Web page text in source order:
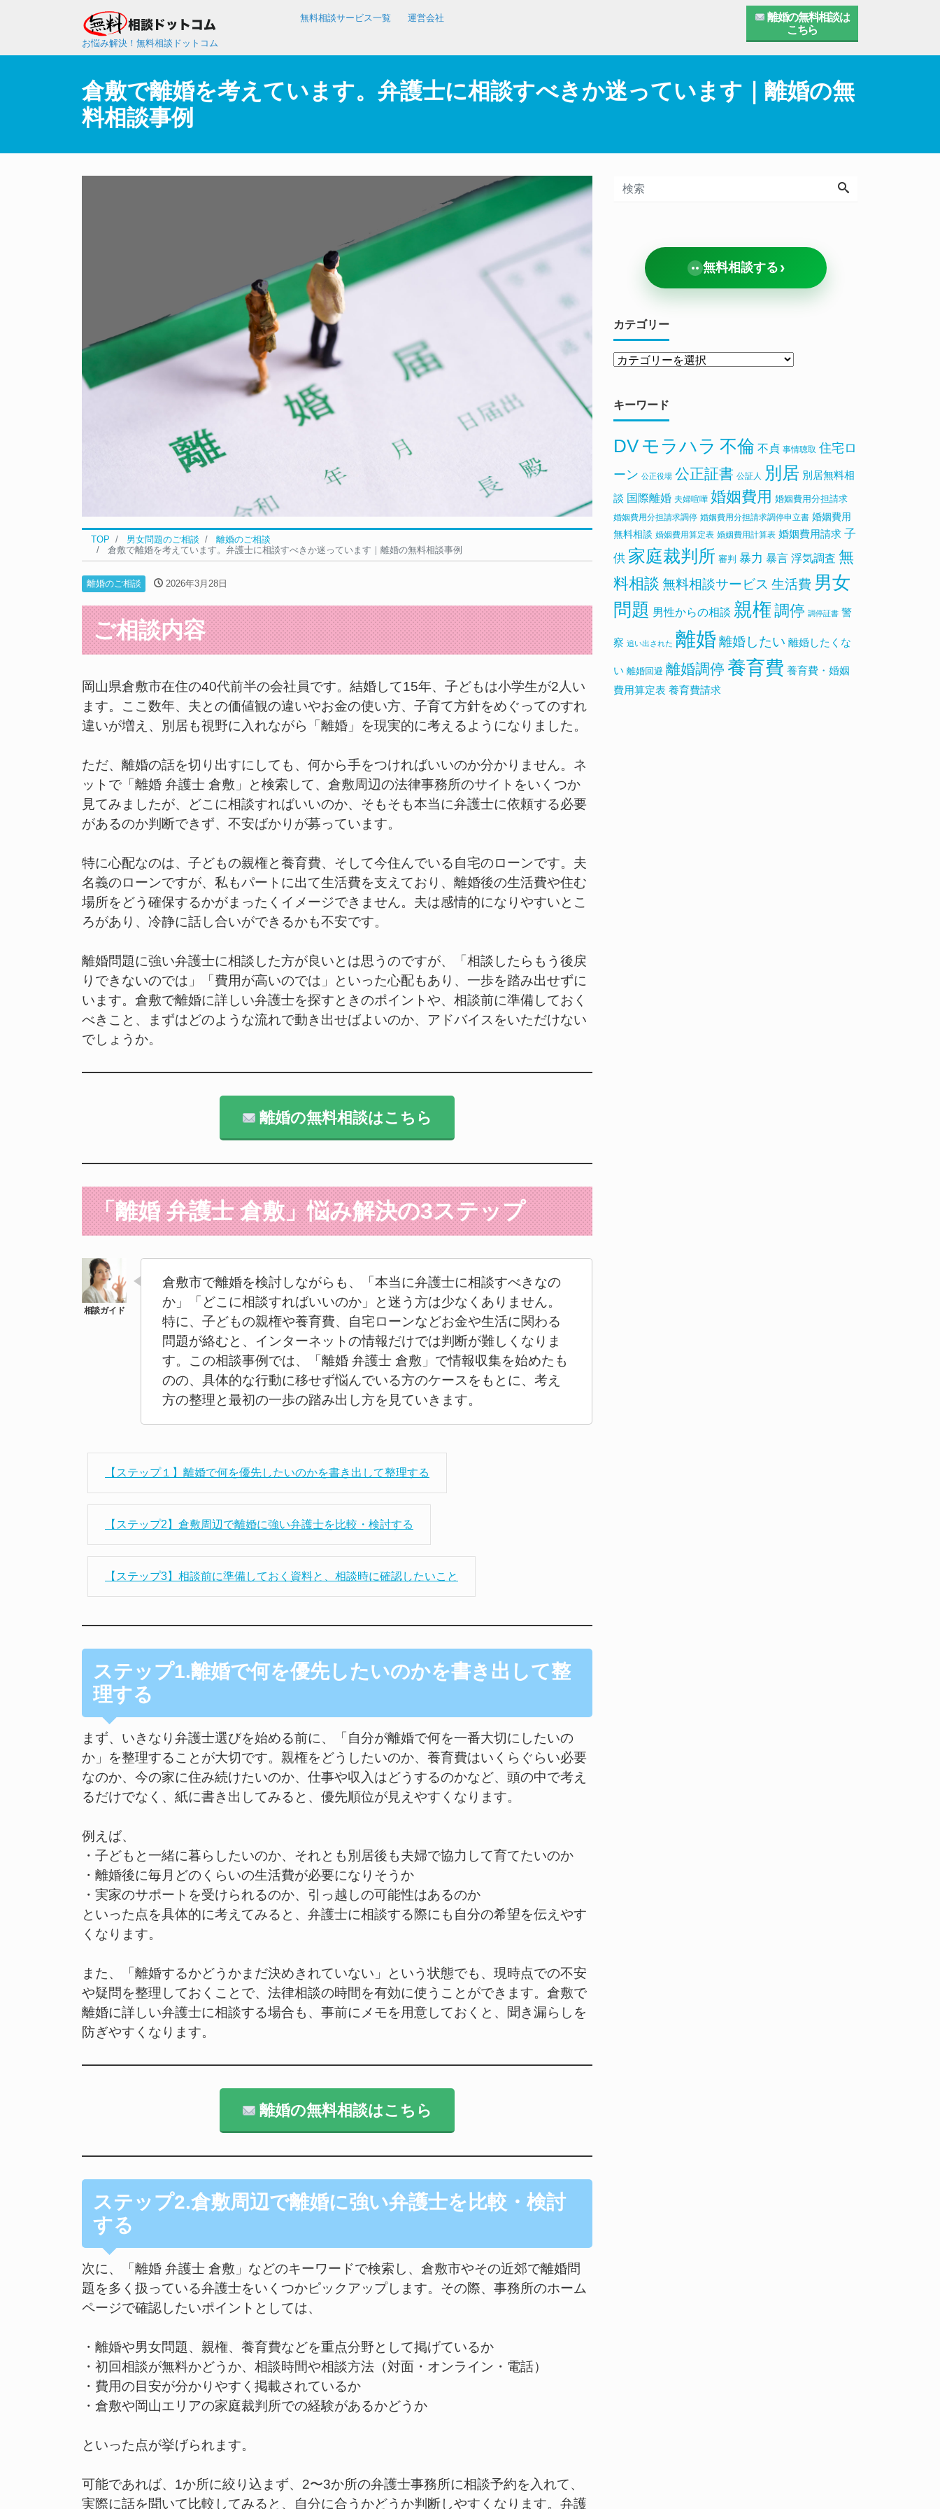
お悩み解決！無料相談ドットコム
無料相談サービス一覧 運営会社
離婚の無料相談は
こちら
倉敷で離婚を考えています。弁護士に相談すべきか迷っています｜離婚の無
料相談事例
TOP 男女問題のご相談
離婚のご相談
倉敷で離婚を考えています。弁護士に相談すべきか迷っています｜離婚の無料相談事例
離婚のご相談 2026年3月28日
ご相談内容
岡山県倉敷市在住の40代前半の会社員です。結婚して15年、子どもは小学生が2人い
ます。ここ数年、夫との価値観の違いやお金の使い方、子育て方針をめぐってのすれ
違いが増え、別居も視野に入れながら「離婚」を現実的に考えるようになりました。
ただ、離婚の話を切り出すにしても、何から手をつければいいのか分かりません。ネ
ットで「離婚 弁護士 倉敷」と検索して、倉敷周辺の法律事務所のサイトをいくつか
見てみましたが、どこに相談すればいいのか、そもそも本当に弁護士に依頼する必要
があるのか判断できず、不安ばかりが募っています。
特に心配なのは、子どもの親権と養育費、そして今住んでいる自宅のローンです。夫
名義のローンですが、私もパートに出て生活費を支えており、離婚後の生活費や住む
場所をどう確保するかがまったくイメージできません。夫は感情的になりやすいとこ
ろがあり、冷静に話し合いができるかも不安です。
離婚問題に強い弁護士に相談した方が良いとは思うのですが、「相談したらもう後戻
りできないのでは」「費用が高いのでは」といった心配もあり、一歩を踏み出せずに
います。倉敷で離婚に詳しい弁護士を探すときのポイントや、相談前に準備しておく
べきこと、まずはどのような流れで動き出せばよいのか、アドバイスをいただけない
でしょうか。
離婚の無料相談はこちら
「離婚 弁護士 倉敷」悩み解決の3ステップ
倉敷市で離婚を検討しながらも、「本当に弁護士に相談すべきなの
か」「どこに相談すればいいのか」と迷う方は少なくありません。
特に、子どもの親権や養育費、自宅ローンなどお金や生活に関わる
問題が絡むと、インターネットの情報だけでは判断が難しくなりま
す。この相談事例では、「離婚 弁護士 倉敷」で情報収集を始めたも
のの、具体的な行動に移せず悩んでいる方のケースをもとに、考え
方の整理と最初の一歩の踏み出し方を見ていきます。
【ステップ１】離婚で何を優先したいのかを書き出して整理する
【ステップ2】倉敷周辺で離婚に強い弁護士を比較・検討する
【ステップ3】相談前に準備しておく資料と、相談時に確認したいこと
ステップ1.離婚で何を優先したいのかを書き出して整
理する
まず、いきなり弁護士選びを始める前に、「自分が離婚で何を一番大切にしたいの
か」を整理することが大切です。親権をどうしたいのか、養育費はいくらぐらい必要
なのか、今の家に住み続けたいのか、仕事や収入はどうするのかなど、頭の中で考え
るだけでなく、紙に書き出してみると、優先順位が見えやすくなります。
例えば、
・子どもと一緒に暮らしたいのか、それとも別居後も夫婦で協力して育てたいのか
・離婚後に毎月どのくらいの生活費が必要になりそうか
・実家のサポートを受けられるのか、引っ越しの可能性はあるのか
といった点を具体的に考えてみると、弁護士に相談する際にも自分の希望を伝えやす
くなります。
また、「離婚するかどうかまだ決めきれていない」という状態でも、現時点での不安
や疑問を整理しておくことで、法律相談の時間を有効に使うことができます。倉敷で
離婚に詳しい弁護士に相談する場合も、事前にメモを用意しておくと、聞き漏らしを
防ぎやすくなります。
離婚の無料相談はこちら
ステップ2.倉敷周辺で離婚に強い弁護士を比較・検討
する
次に、「離婚 弁護士 倉敷」などのキーワードで検索し、倉敷市やその近郊で離婚問
題を多く扱っている弁護士をいくつかピックアップします。その際、事務所のホーム
ページで確認したいポイントとしては、
・離婚や男女問題、親権、養育費などを重点分野として掲げているか
・初回相談が無料かどうか、相談時間や相談方法（対面・オンライン・電話）
・費用の目安が分かりやすく掲載されているか
・倉敷や岡山エリアの家庭裁判所での経験があるかどうか
といった点が挙げられます。
可能であれば、1か所に絞り込まず、2〜3か所の弁護士事務所に相談予約を入れて、
実際に話を聞いて比較してみると、自分に合うかどうか判断しやすくなります。弁護
無料相談する ›
カテゴリー
キーワード
DV モラハラ 不倫 不貞 事情聴取 住宅ロ
ーン 公正役場 公正証書 公証人 別居 別居無料相
談 国際離婚 夫婦喧嘩 婚姻費用 婚姻費用分担請求
婚姻費用分担請求調停 婚姻費用分担請求調停申立書 婚姻費用
無料相談 婚姻費用算定表 婚姻費用計算表 婚姻費用請求 子
供 家庭裁判所 審判 暴力 暴言 浮気調査 無
料相談 無料相談サービス 生活費 男女
問題 男性からの相談 親権 調停 調停証書 警
察 追い出された 離婚 離婚したい 離婚したくな
い 離婚回避 離婚調停 養育費 養育費・婚姻
費用算定表 養育費請求